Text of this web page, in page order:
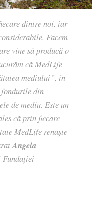
dintre noi, iar
Facem
vine să producă o
că MedLife
mediului”, în
din
de mediu. Este un
că prin fiecare
MedLife renaște
Angela
Fundației